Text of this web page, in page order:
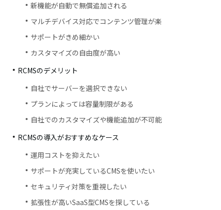
新機能が自動で無償追加される
マルチデバイス対応でコンテンツ管理が楽
サポートがきめ細かい
カスタマイズの自由度が高い
RCMSのデメリット
自社でサーバーを選択できない
プランによっては容量制限がある
自社でのカスタマイズや機能追加が不可能
RCMSの導入がおすすめなケース
運用コストを抑えたい
サポートが充実しているCMSを使いたい
セキュリティ対策を重視したい
拡張性が高いSaaS型CMSを探している